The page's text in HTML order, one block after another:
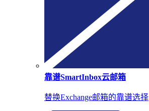
靠谱SmartInbox云邮箱
替换Exchange邮箱的靠谱选择